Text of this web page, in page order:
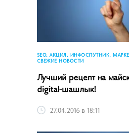
SEO, АКЦИЯ, ИНФОСПУТНИК,
СВЕЖИЕ НОВОСТИ
Лучший рецепт на
digital-шашлык!
27.04.2016 в 18:11